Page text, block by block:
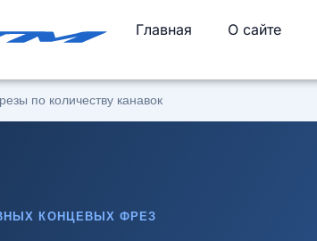
Главная О сайте
по количеству канавок
КОНЦЕВЫХ ФРЕЗ